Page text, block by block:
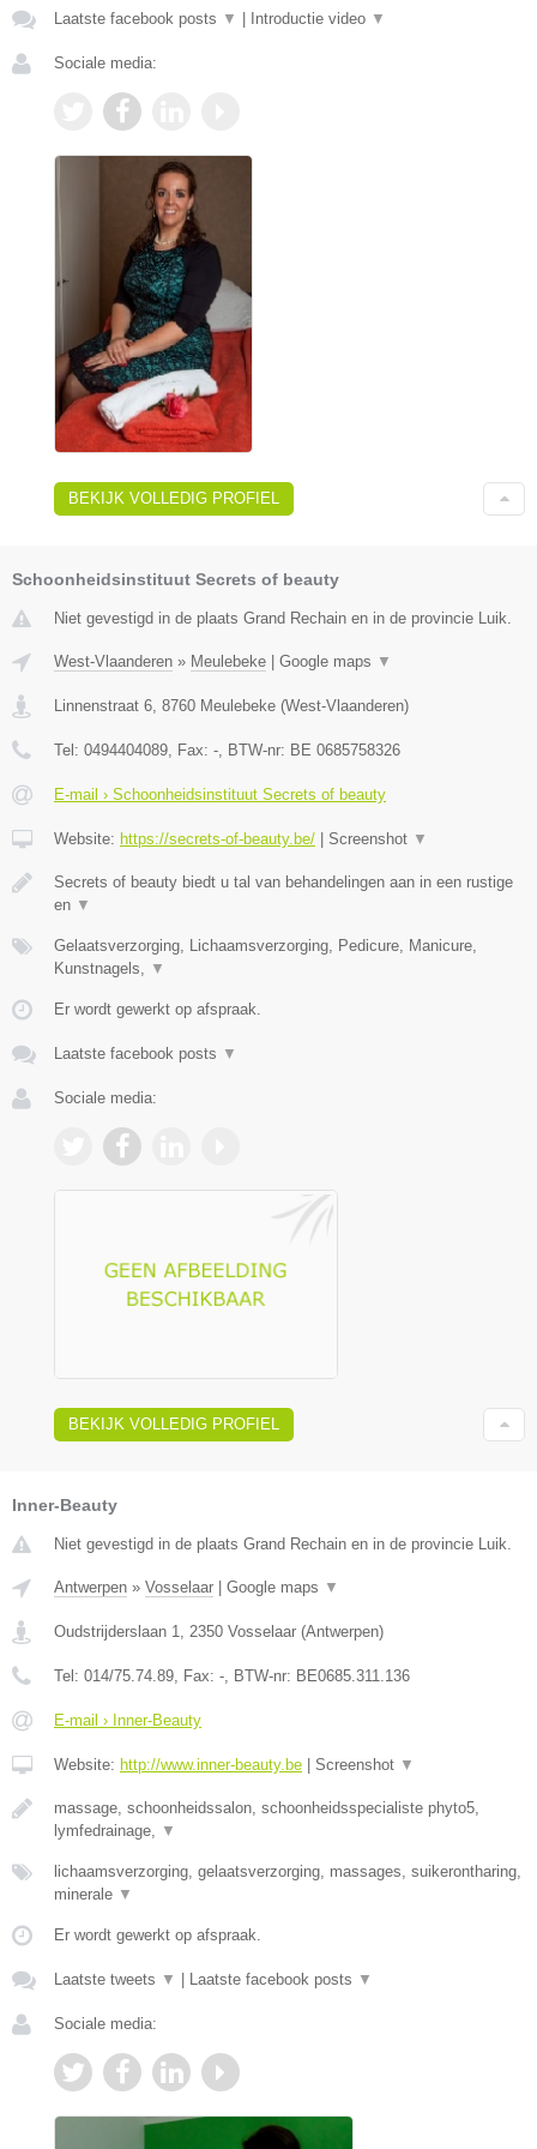
Laatste facebook posts ▼ | Introductie video ▼
Sociale media:
BEKIJK VOLLEDIG PROFIEL
Schoonheidsinstituut Secrets of beauty
Niet gevestigd in de plaats Grand Rechain en in de provincie Luik.
West-Vlaanderen » Meulebeke | Google maps ▼
Linnenstraat 6 8760 Meulebeke (West-Vlaanderen)
Tel: 0494404089 , Fax: - , BTW-nr: BE 0685758326
E-mail › Schoonheidsinstituut Secrets of beauty
Website: https://secrets-of-beauty.be/ | Screenshot ▼
Secrets of beauty biedt u tal van behandelingen aan in een rustige
en ▼
Gelaatsverzorging, Lichaamsverzorging, Pedicure, Manicure,
Kunstnagels,
▼
Er wordt gewerkt op afspraak.
Laatste facebook posts ▼
Sociale media:
BEKIJK VOLLEDIG PROFIEL
Inner-Beauty
Niet gevestigd in de plaats Grand Rechain en in de provincie Luik.
Antwerpen » Vosselaar Google maps ▼
Oudstrijderslaan 1, 2350 Vosselaar (Antwerpen)
Tel: 014/75.74.89, Fax: -, BTW-nr: BE0685.311.136
E-mail › Inner-Beauty
Website: http://www.inner-beauty.be Screenshot ▼
massage, schoonheidssalon, schoonheidsspecialiste phyto5,
lymfedrainage, ▼
lichaamsverzorging, gelaatsverzorging, massages, suikerontharing,
minerale ▼
Er wordt gewerkt op afspraak.
Laatste tweets ▼ Laatste facebook posts ▼
Sociale media: